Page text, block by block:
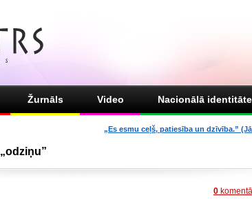
Žurnāls Video Nacionālā identitāte
„Es esmu ceļš, patiesība un dzīvība.”
0